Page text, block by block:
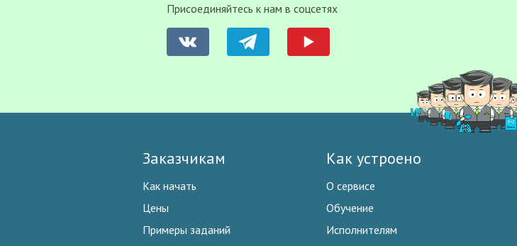
Присоединяйтесь к нам в соцсетях
Заказчикам
Как начать
Цены
Примеры заданий
Как устроено
О сервисе
Обучение
Исполнителям